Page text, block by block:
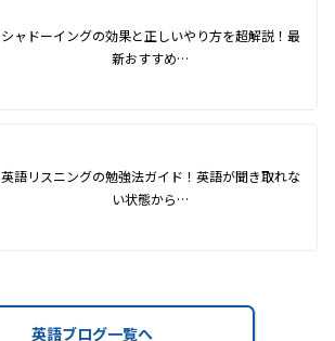
シャドーイングの効果と正しいやり方を超解説！最
新おすすめ…
英語リスニングの勉強法ガイド！英語が聞き取れな
い状態から…
英語ブログ一覧へ